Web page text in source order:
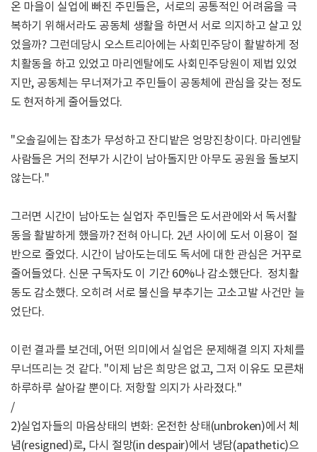
온 마을이 실업에 빠진 주민들은, 서로의 공통적인 어려움을 극
복하기 위해서라도 공동체 생활을 하면서 서로 의지하고 살고 있
었을까? 그런데당시 오스트리아에는 사회민주당이 활발하게 정
치활동을 하고 있었고 마리엔탈에도 사회민주당원이 제법 있었
지만, 공동체는 무너져가고 주민들이 공동체에 관심을 갖는 정도
도 현저하게 줄어들었다.
"오솔길에는 잡초가 무성하고 잔디밭은 엉망진창이다. 마리엔탈
사람들은 거의 전부가 시간이 남아돌지만 아무도 공원을 돌보지
않는다."
그러면 시간이 남아도는 실업자 주민들은 도서관에와서 독서활
동을 활발하게 했을까? 전혀 아니다. 2년 사이에 도서 이용이 절
반으로 줄었다. 시간이 남아도는데도 독서에 대한 관심은 거꾸로
줄어들었다. 신문 구독자도 이 기간 60%나 감소했단다. 정치활
동도 감소했다. 오히려 서로 불신을 부추기는 고소고발 사건만 늘
었단다.
이런 결과를 보건데, 어떤 의미에서 실업은 문제해결 의지 자체를
무너뜨리는 것 같다. "이제 남은 희망은 없고, 그저 이유도 모른채
하루하루 살아갈 뿐이다. 저항할 의지가 사라졌다."
/
2)실업자들의 마음상태의 변화: 온전한 상태(unbroken)에서 체
념(resigned)로, 다시 절망(in despair)에서 냉담(apathetic)으